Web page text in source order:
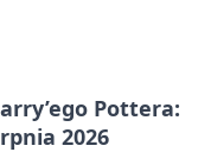
Pottera:
2026